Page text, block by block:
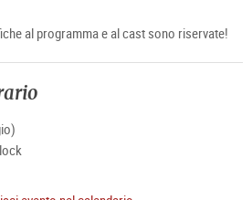
al programma e al cast sono riservate!